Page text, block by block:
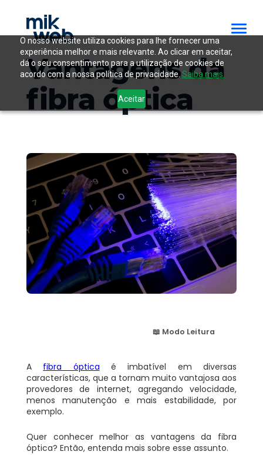
O nosso website utiliza cookies para lhe fornecer uma
experiência melhor e mais relevante. Ao clicar em aceitar,
dá o seu consentimento para a utilização de cookies de
acordo com a nossa política de privacidade.Saiba mais.
Aceitar
Vantagens da
fibra óptica
📖 Modo Leitura
A fibra óptica é imbatível em diversas
características, que a tornam muito vantajosa aos
provedores de internet, agregando velocidade,
menos manutenção e mais estabilidade, por
exemplo.
Quer conhecer melhor as vantagens da fibra
óptica? Então, entenda mais sobre esse assunto.